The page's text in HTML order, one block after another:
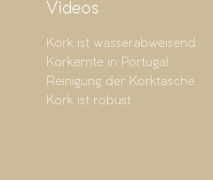
Videos
Kork ist wasserabweisend
Korkernte in Portugal
Reinigung der Korktasche
Kork ist robust